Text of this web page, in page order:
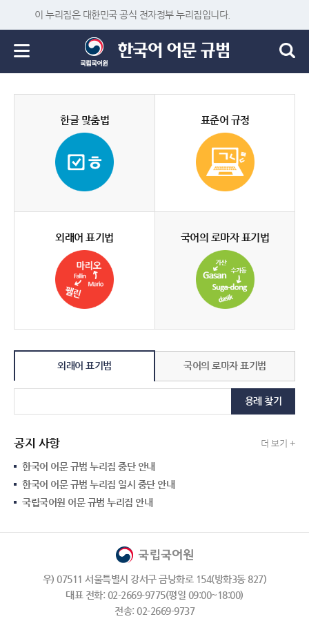
이 누리집은 대한민국 공식 전자정부 누리집입니다.
한글 맞춤법 표준어 규정
외래어 표기법 국어의 로마자 표기법
외래어 표기법 국어의 로마자 표기법
용례 찾기
공지 사항 더 보기 +
한국어 어문 규범 누리집 중단 안내
한국어 어문 규범 누리집 일시 중단 안내
국립국어원 어문 규범 누리집 안내
우) 07511 서울특별시 강서구 금낭화로 154(방화3동 827)
대표 전화: 02-2669-9775(평일 09:00~18:00)
전송: 02-2669-9737